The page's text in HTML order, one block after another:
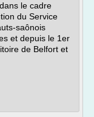
le cadre
du Service
saônois
et depuis le 1er
de Belfort et